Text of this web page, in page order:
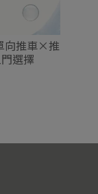
向推車×推
選擇